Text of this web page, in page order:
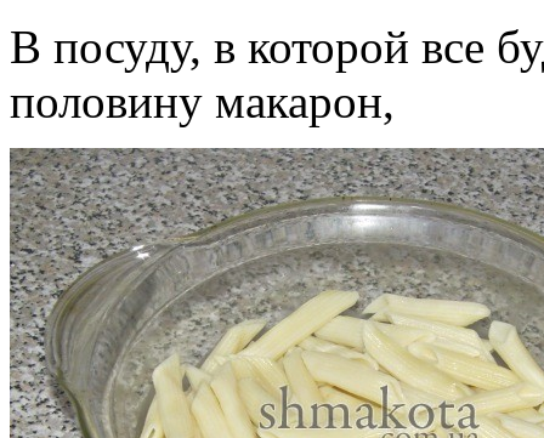
В посуду, в которой все
половину макарон,